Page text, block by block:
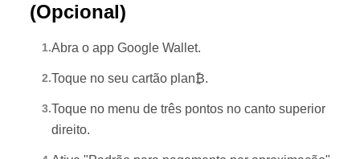
(Opcional)
1.Abra o app Google Wallet.
2.Toque no seu cartão plan₿.
3.Toque no menu de três pontos no canto superior
direito.